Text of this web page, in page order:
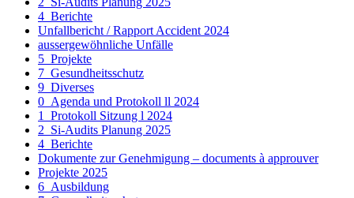
4_Berichte
Unfallbericht / Rapport Accident 2024
aussergewöhnliche Unfälle
5_Projekte
7_Gesundheitsschutz
9_Diverses
0_Agenda und Protokoll ll 2024
1_Protokoll Sitzung l 2024
2_Si-Audits Planung 2025
4_Berichte
Dokumente zur Genehmigung – documents à approuver
Projekte 2025
6_Ausbildung